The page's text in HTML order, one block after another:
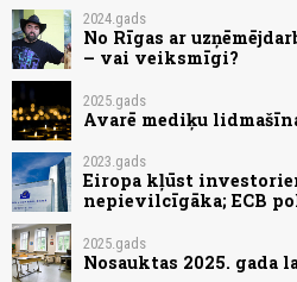
2024.gads
No Rīgas ar
– vai veiksmīgi?
2025.gads
Avarē mediķu
2023.gads
Eiropa kļūst
nepievilcīgāka; ECB
2025.gads
Nosauktas 2025. gada